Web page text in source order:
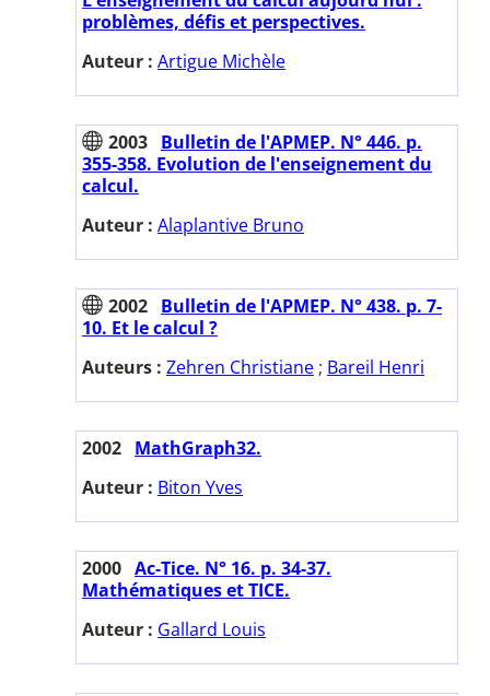
problèmes, défis et perspectives.
Auteur : Artigue Michèle
2003 Bulletin de l'APMEP. N° 446. p.
355-358. Evolution de l'enseignement du
calcul.
Auteur : Alaplantive Bruno
2002 Bulletin de l'APMEP. N° 438. p. 7-
10. Et le calcul ?
Auteurs : Zehren Christiane ; Bareil Henri
2002 MathGraph32.
Auteur : Biton Yves
2000 Ac-Tice. N° 16. p. 34-37.
Mathématiques et TICE.
Auteur : Gallard Louis